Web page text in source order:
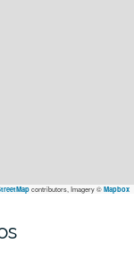
contributors, Imagery © Mapbox